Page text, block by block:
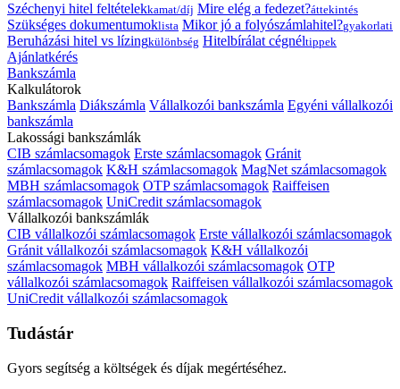
Széchenyi hitel feltételekkamat/díj Mire elég a fedezet?áttekintés
Szükséges dokumentumoklista Mikor jó a folyószámlahitel?gyakorlati
Beruházási hitel vs lízingkülönbség Hitelbírálat cégnéltippek
Ajánlatkérés
Bankszámla
Kalkulátorok
Bankszámla Diákszámla Vállalkozói bankszámla Egyéni vállalkozói
bankszámla
Lakossági bankszámlák
CIB számlacsomagok Erste számlacsomagok Gránit
számlacsomagok K&H számlacsomagok MagNet számlacsomagok
MBH számlacsomagok OTP számlacsomagok Raiffeisen
számlacsomagok UniCredit számlacsomagok
Vállalkozói bankszámlák
CIB vállalkozói számlacsomagok Erste vállalkozói számlacsomagok
Gránit vállalkozói számlacsomagok K&H vállalkozói
számlacsomagok MBH vállalkozói számlacsomagok OTP
vállalkozói számlacsomagok Raiffeisen vállalkozói számlacsomagok
UniCredit vállalkozói számlacsomagok
Tudástár
Gyors segítség a költségek és díjak megértéséhez.